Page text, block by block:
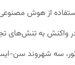
از هوش
سه شهروند سن-